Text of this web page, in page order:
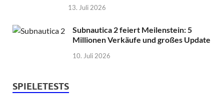
13. Juli 2026
Subnautica 2 feiert Meilenstein: 5
Millionen Verkäufe und großes Update
10. Juli 2026
SPIELETESTS